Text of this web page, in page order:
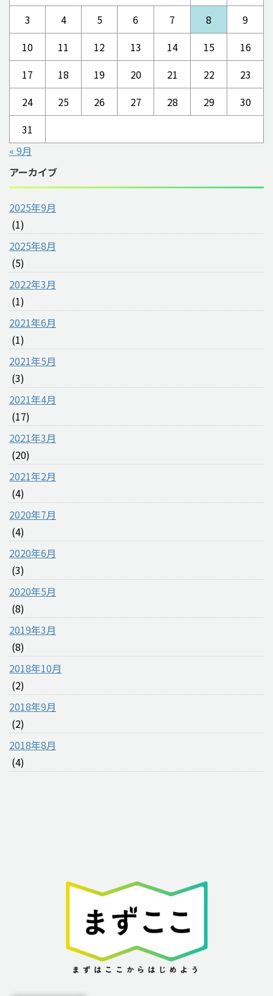
3
4 5 6 7 8
9
10
11 12 13 14 15
16
17
18 19 20 21 22
23
24
25 26 27 28 29
30
31
« 9月
アーカイブ
2025年9月
(1)
2025年8月
(5)
2022年3月
(1)
2021年6月
(1)
2021年5月
(3)
2021年4月
(17)
2021年3月
(20)
2021年2月
(4)
2020年7月
(4)
2020年6月
(3)
2020年5月
(8)
2019年3月
(8)
2018年10月
(2)
2018年9月
(2)
2018年8月
(4)